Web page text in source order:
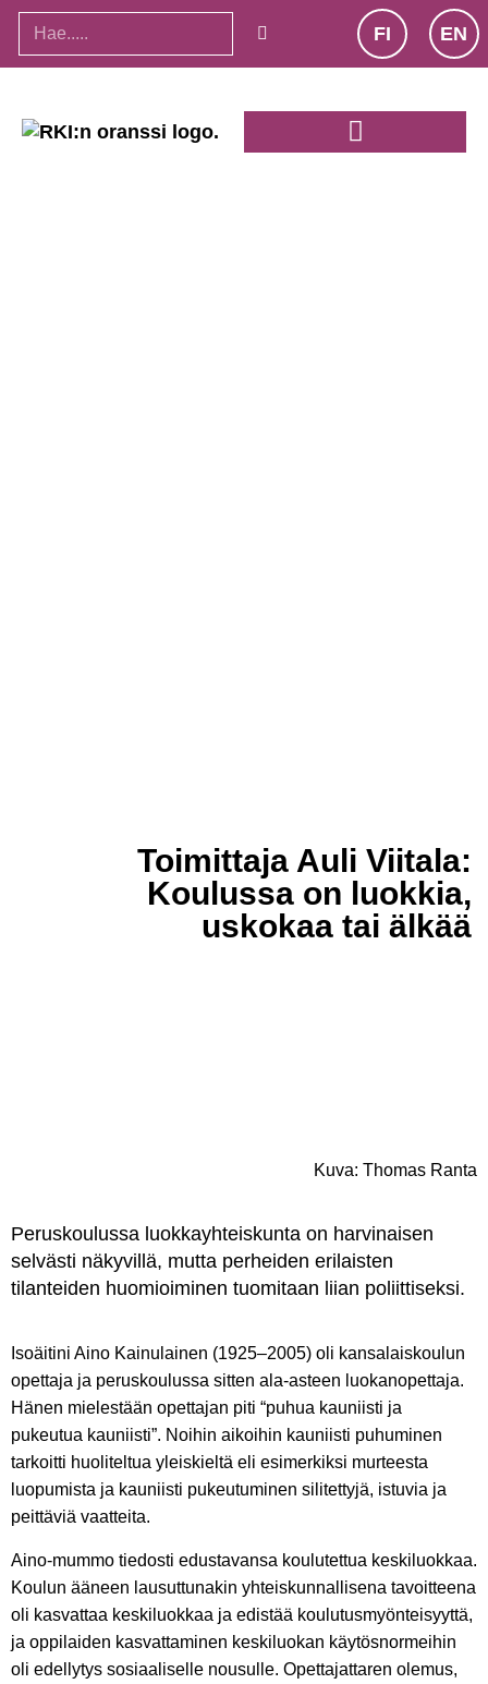
FI EN
Toimittaja Auli Viitala:
Koulussa on luokkia,
uskokaa tai älkää
Kuva: Thomas Ranta
Peruskoulussa luokkayhteiskunta on harvinaisen
selvästi näkyvillä, mutta perheiden erilaisten
tilanteiden huomioiminen tuomitaan liian poliittiseksi.
Isoäitini Aino Kainulainen (1925–2005) oli kansalaiskoulun
opettaja ja peruskoulussa sitten ala-asteen luokanopettaja.
Hänen mielestään opettajan piti “puhua kauniisti ja
pukeutua kauniisti”. Noihin aikoihin kauniisti puhuminen
tarkoitti huoliteltua yleiskieltä eli esimerkiksi murteesta
luopumista ja kauniisti pukeutuminen silitettyjä, istuvia ja
peittäviä vaatteita.
Aino-mummo tiedosti edustavansa koulutettua keskiluokkaa.
Koulun ääneen lausuttunakin yhteiskunnallisena tavoitteena
oli kasvattaa keskiluokkaa ja edistää koulutusmyönteisyyttä,
ja oppilaiden kasvattaminen keskiluokan käytösnormeihin
oli edellytys sosiaaliselle nousulle. Opettajattaren olemus,